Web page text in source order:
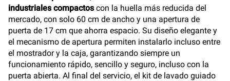
industriales compactoscon la huella más reducida del
mercado, con solo 60 cm de ancho y una apertura de
puerta de 17 cm que ahorra espacio. Su diseño elegante y
el mecanismo de apertura permiten instalarlo incluso entre
el mostrador y la caja, garantizando siempre un
funcionamiento rápido, sencillo y seguro, incluso con la
puerta abierta. Al final del servicio, el kit de lavado guiado